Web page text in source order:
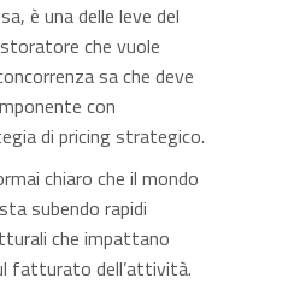
è una delle leve del
che vuole
sa che deve
con
di pricing strategico.
chiaro che il mondo
subendo rapidi
che impattano
fatturato dell’attività.